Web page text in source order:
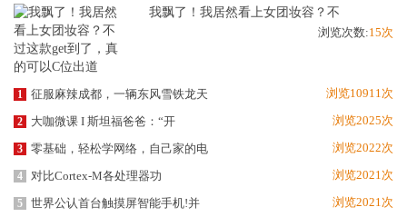
我飘了！我居然看上女团妆容？不
浏览次数:15次
1 征服麻辣成都，一辆东风雪铁龙天 浏览10911次
2 大咖微课 I 斯坦福爸爸：“开 浏览2025次
3 零基础，轻松学网络，自己家的电 浏览2022次
4 对比Cortex-M各处理器功 浏览2021次
5 世界公认首台触摸屏智能手机!并 浏览2021次